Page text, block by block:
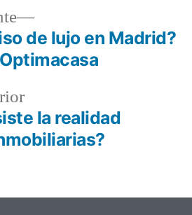
la realidad
de lujo en Madrid?